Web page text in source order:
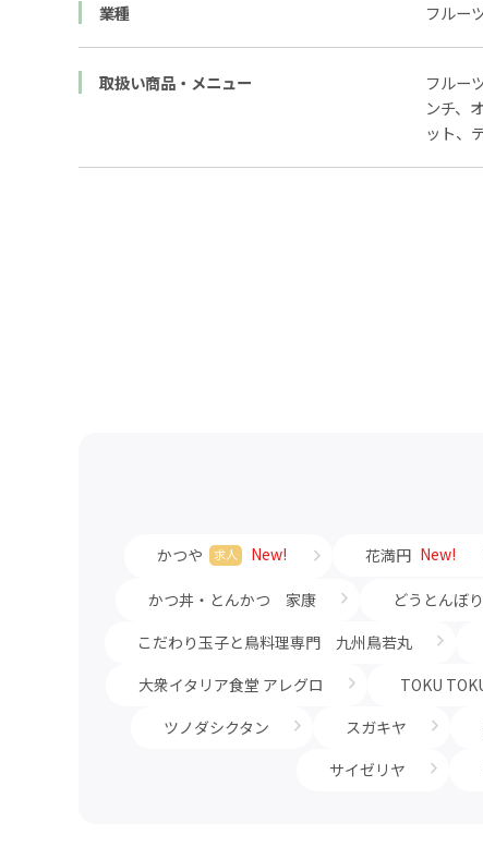
業種 フルー
取扱い商品・メニュー
フルー
ンチ、
ット、
かつや 求人 New! 花満円 New!
かつ丼・とんかつ 家康 どうとんぼ
こだわり玉子と鳥料理専門 九州鳥若丸
大衆イタリア食堂 アレグロ
TOKU
ツノダシクタン
スガキヤ
サイゼリヤ